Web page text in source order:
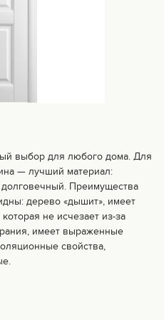
выбор для любого дома. Для
— лучший материал:
Преимущества
дерево «дышит», имеет
не исчезает из-за
имеет выраженные
свойства,